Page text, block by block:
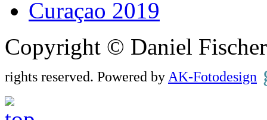
Curaçao 2019
Copyright © Daniel
rights reserved. Powered by AK-Fotodesign